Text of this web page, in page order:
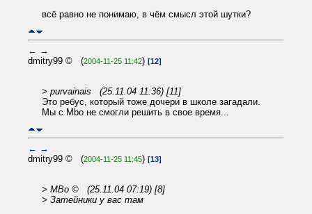
всё равно не понимаю, в чём смысл этой шутки?
← →
dmitry99 © (2004-11-25 11:42) [12]
> purvainais (25.11.04 11:36) [11]
Это ребус, который тоже дочери в школе загадали.
Мы с Mbo не смогли решить в свое время...
← →
dmitry99 © (2004-11-25 11:45) [13]
> MBo © (25.11.04 07:19) [8]
> Затейники у вас там